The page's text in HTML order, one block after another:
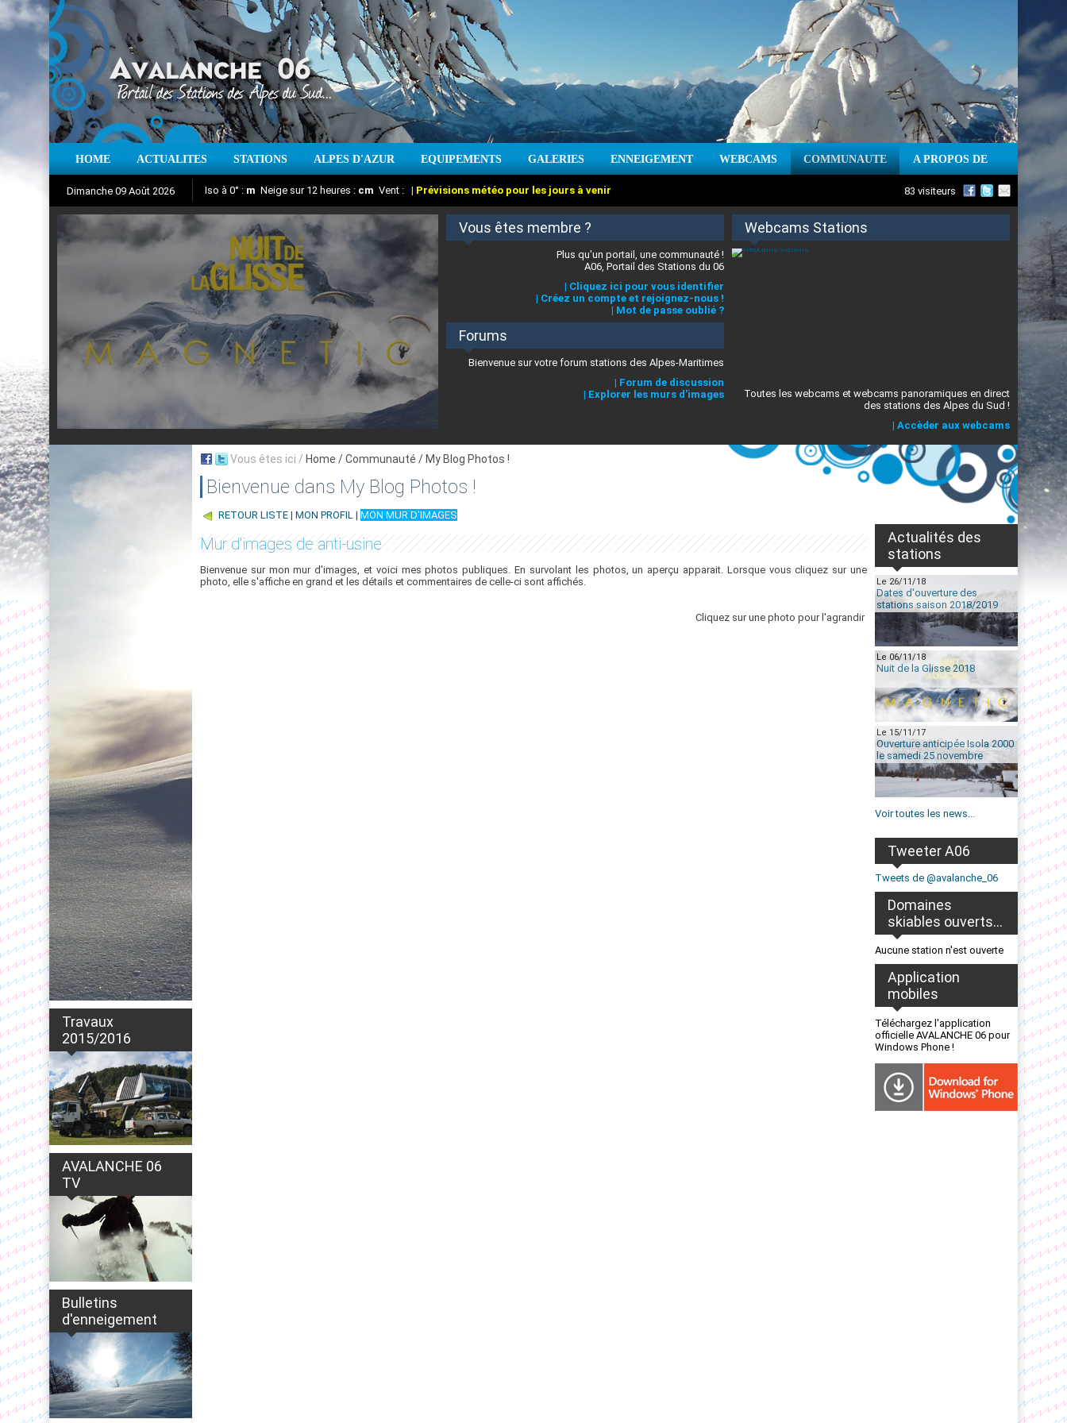
HOME ACTUALITES STATIONS ALPES D'AZUR EQUIPEMENTS GALERIES ENNEIGEMENT WEBCAMS COMMUNAUTE A PROPOS DE
Dimanche 09 Août 2026
Aujourd'hui : T° Min : T° Max : °C Prévisions météo pour les jours à venir
Iso à 0° : m Neige sur 12 heures : cm Vent : | Prévisions météo pour les jours à venir
Suivez en direct l'actualité des stations des Alpes-Maritimes
83 visiteurs
Nuit de la Glisse 2018 Vous êtes membre ?
Plus qu'un portail, une communauté !
A06, Portail des Stations du 06
| Cliquez ici pour vous identifier
| Créez un compte et rejoignez-nous !
| Mot de passe oublié ?
Forums
Bienvenue sur votre forum stations des Alpes-Maritimes
| Forum de discussion
| Explorer les murs d'images
Webcams Stations
Toutes les webcams et webcams panoramiques en direct
des stations des Alpes du Sud !
| Accèder aux webcams
Travaux
2015/2016
AVALANCHE 06
TV
Bulletins
d'enneigement
Vous êtes ici / Home / Communauté / My Blog Photos !
Bienvenue dans My Blog Photos !
RETOUR LISTE | MON PROFIL | MON MUR D'IMAGES
Mur d'images de anti-usine
Bienvenue sur mon mur d'images, et voici mes photos publiques. En survolant les photos, un aperçu apparait. Lorsque vous cliquez sur une
photo, elle s'affiche en grand et les détails et commentaires de celle-ci sont affichés.
Cliquez sur une photo pour l'agrandir
Actualités des
stations
Le 26/11/18
Dates d'ouverture des
stations saison 2018/2019
Le 06/11/18
Nuit de la Glisse 2018
Le 15/11/17
Ouverture anticipée Isola 2000
le samedi 25 novembre
Voir toutes les news...
Tweeter A06
Tweets de @avalanche_06
Domaines
skiables ouverts...
Aucune station n'est ouverte
Application
mobiles
Téléchargez l'application
officielle AVALANCHE 06 pour
Windows Phone !